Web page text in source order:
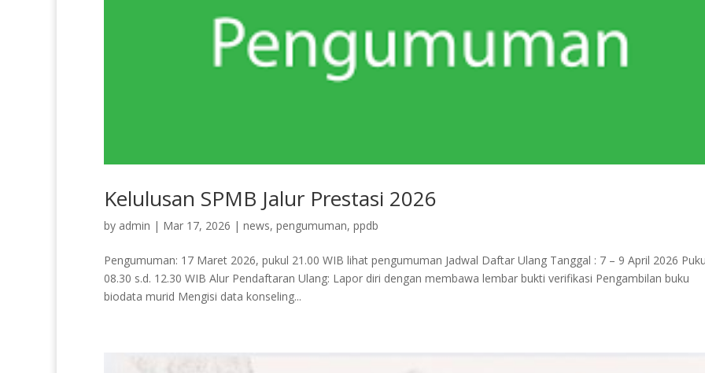
Kelulusan SPMB Jalur Prestasi 2026
by admin | Mar 17, 2026 | news, pengumuman, ppdb
Pengumuman: 17 Maret 2026, pukul 21.00 WIB lihat pengumuman Jadwal Daftar Ulang Tanggal : 7 – 9 April 2026
08.30 s.d. 12.30 WIB Alur Pendaftaran Ulang: Lapor diri dengan membawa lembar bukti verifikasi Pengambilan buku
biodata murid Mengisi data konseling...